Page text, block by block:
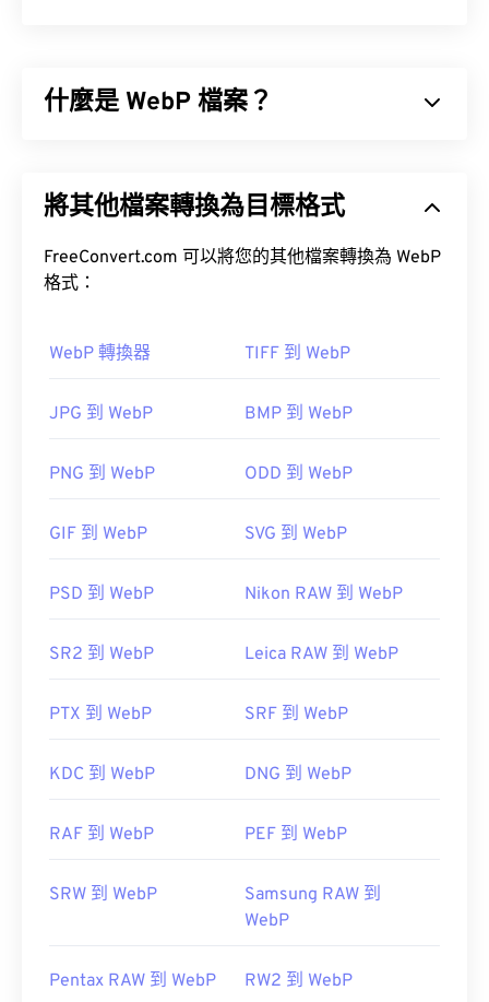
什麼是 WebP 檔案？
圖片比JPEG (JPG)和便攜式網路圖形 (PNG)
檔案小
應用程式上載入速度很快。
開啟 WebP 檔案的預設程式是Google Chrome
還可以試試 Corel PaintShop Pro。
實用連結：
相關 WebP 工具：
使用我們的 顏色選擇器 從 WebP 映像中擷取顏色
將其他檔案轉換為目標格式
FreeConvert.com 可以將您的其他檔案轉換為 WebP
格式：
WebP 轉換器 TIFF 到 WebP
JPG 到 WebP BMP 到 WebP
PNG 到 WebP ODD 到 WebP
GIF 到 WebP SVG 到 WebP
PSD 到 WebP Nikon RAW 到 WebP
SR2 到 WebP Leica RAW 到 WebP
PTX 到 WebP SRF 到 WebP
KDC 到 WebP DNG 到 WebP
RAF 到 WebP PEF 到 WebP
SRW 到 WebP
Samsung RAW 到
WebP
Pentax RAW 到 WebP RW2 到 WebP